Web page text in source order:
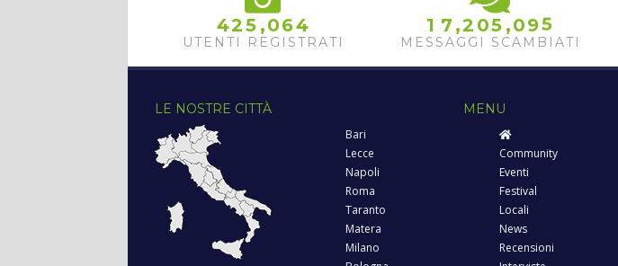
425 ,064
UTENTI REGISTRATI
1 7 ,2 05 ,09
6
7
MESSAGGI SCAMBIATI
LE NOSTRE CITTÀ
Bari
Lecce
Napoli
Roma
Taranto
Matera
Milano
MENU
Community
Eventi
Festival
Locali
News
Recensioni